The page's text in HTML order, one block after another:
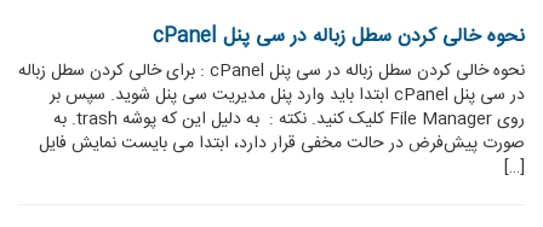
نحوه خالی کردن سطل زباله در سی پنل cPanel
نحوه خالی کردن سطل زباله در سی پنل cPanel : برای خالی کردن سطل زباله
در سی پنل cPanel ابتدا باید وارد پنل مدیریت سی پنل شوید. سپس بر
روی File Manager کلیک کنید. نکته : به دلیل این که پوشه trash. به
صورت پیش‌فرض در حالت مخفی قرار دارد، ابتدا می بایست نمایش فایل
[…]